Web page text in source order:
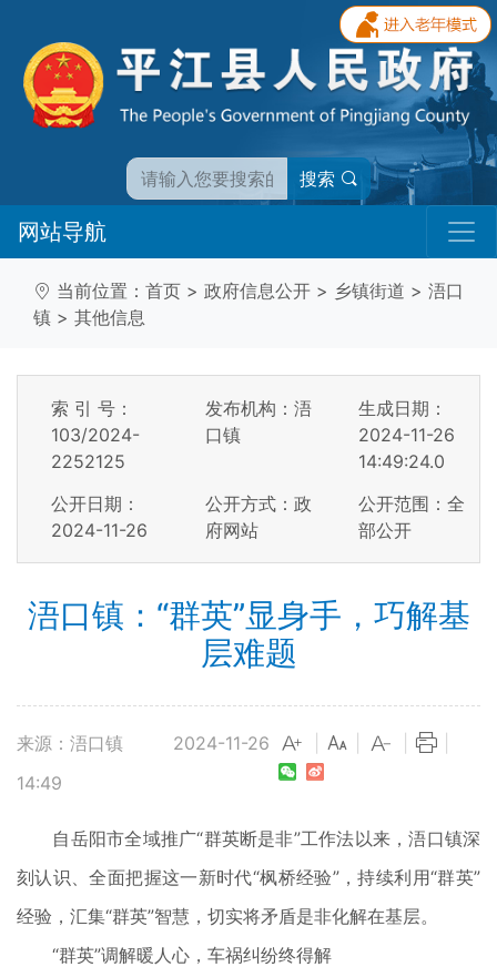
搜索
网站导航
当前位置： 首页 > 政府信息公开 > 乡镇街道 > 浯口
镇 > 其他信息
索 引 号：
103/2024-
2252125
发布机构：浯
口镇
生成日期：
2024-11-26
14:49:24.0
公开日期：
2024-11-26
公开方式：政
府网站
公开范围：全
部公开
浯口镇：“群英”显身手，巧解基
层难题
来源：浯口镇
2024-11-26
14:49
自岳阳市全域推广“群英断是非”工作法以来，浯口镇深
刻认识、全面把握这一新时代“枫桥经验”，持续利用“群英”
经验，汇集“群英”智慧，切实将矛盾是非化解在基层。
“群英”调解暖人心，车祸纠纷终得解